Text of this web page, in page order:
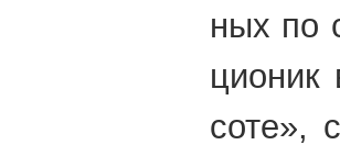
ных по
ци­о­ник
со­те»,